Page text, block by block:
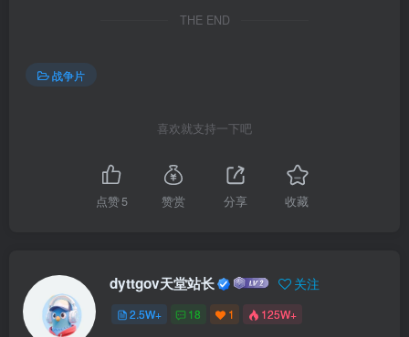
THE END
战争片
喜欢就支持一下吧
点赞5 赞赏 分享 收藏
dyttgov天堂站长 关注
2.5W+ 18 1 125W+